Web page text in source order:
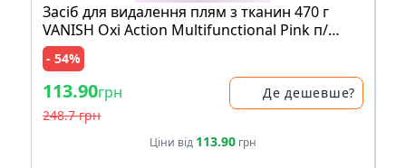
Засіб для видалення плям з тканин 470 г
VANISH Oxi Action Multifunctional Pink п/
банка
- 54%
113.90грн
248.7 грн
Де дешевше?
Ціни від 113.90 грн